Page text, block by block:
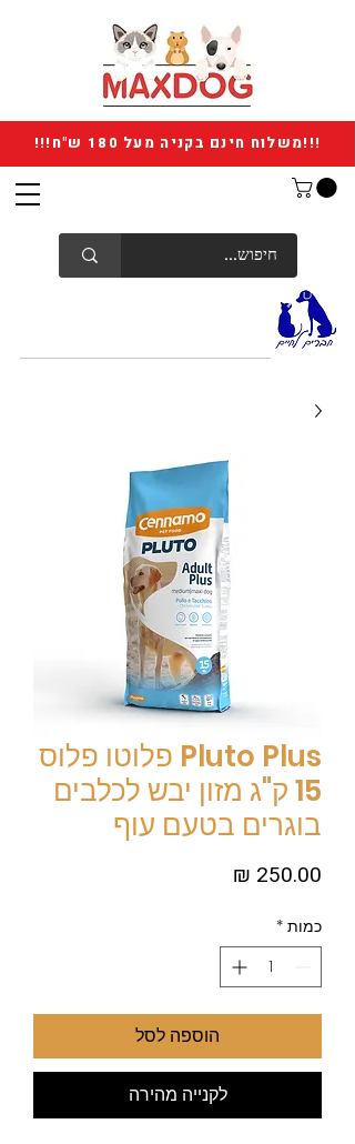
!!!משלוח חינם בקניה מעל 180 ש"ח!!!
Pluto Plus פלוטו פלוס
15 ק"ג מזון יבש לכלבים
בוגרים בטעם עוף
כמות *
הוספה לסל
לקנייה מהירה